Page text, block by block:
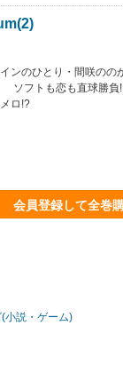
ンのひとり・間咲のの
ソフトも恋も直球勝負
ロ!?
会員登録して全巻
小説・ゲーム)